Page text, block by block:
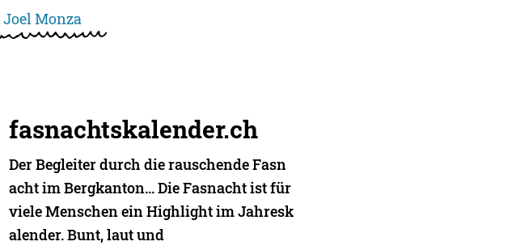
Joel Monza
fasnachtskalender.ch
Der Begleiter durch die rauschende Fasn
acht im Bergkanton… Die Fasnacht ist für
viele Menschen ein Highlight im Jahresk
alender. Bunt, laut und